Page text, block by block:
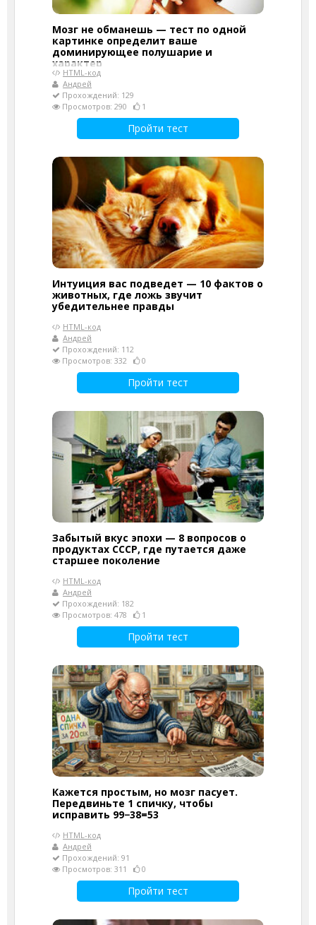
Мозг не обманешь — тест по одной
картинке определит ваше
доминирующее полушарие и
характер
HTML-код
Андрей
Прохождений: 129
Просмотров: 290
1
Пройти тест
Интуиция вас подведет — 10 фактов о
животных, где ложь звучит
убедительнее правды
HTML-код
Андрей
Прохождений: 112
Просмотров: 332
0
Пройти тест
Забытый вкус эпохи — 8 вопросов о
продуктах СССР, где путается даже
старшее поколение
HTML-код
Андрей
Прохождений: 182
Просмотров: 478
1
Пройти тест
Кажется простым, но мозг пасует.
Передвиньте 1 спичку, чтобы
исправить 99−38=53
HTML-код
Андрей
Прохождений: 91
Просмотров: 311
0
Пройти тест